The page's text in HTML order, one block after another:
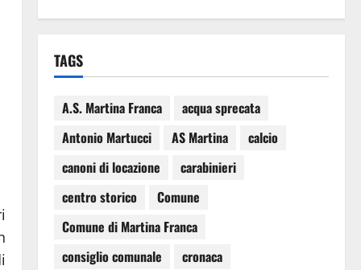
TAGS
A.S. Martina Franca
acqua sprecata
Antonio Martucci
AS Martina
calcio
canoni di locazione
carabinieri
centro storico
Comune
Comune di Martina Franca
consiglio comunale
cronaca